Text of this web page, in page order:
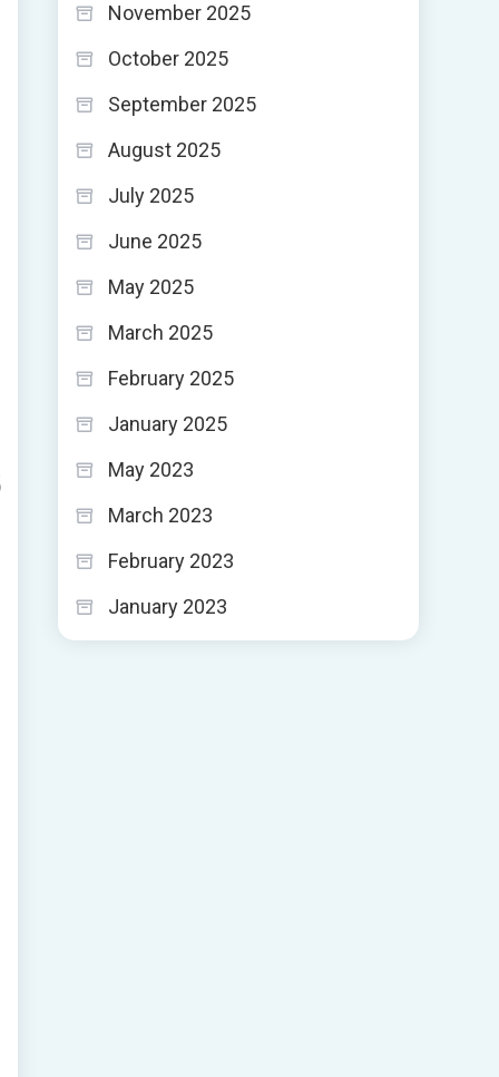
November 2025
October 2025
September 2025
August 2025
July 2025
June 2025
May 2025
March 2025
February 2025
January 2025
May 2023
March 2023
February 2023
January 2023